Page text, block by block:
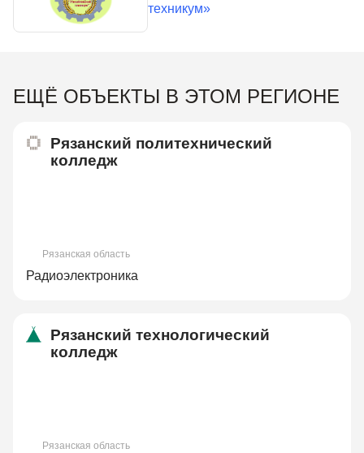
техникум»
ЕЩЁ ОБЪЕКТЫ В ЭТОМ РЕГИОНЕ
Рязанский политехнический
колледж
Рязанская область
Радиоэлектроника
Рязанский технологический
колледж
Рязанская область